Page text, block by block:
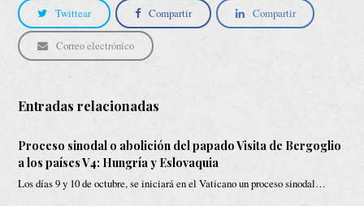
Twittear Compartir Compartir
Correo electrónico
Entradas relacionadas
Proceso sinodal o abolición del papado Visita de Bergoglio
a los países V4: Hungría y Eslovaquia
Los días 9 y 10 de octubre, se iniciará en el Vaticano un proceso sinodal…